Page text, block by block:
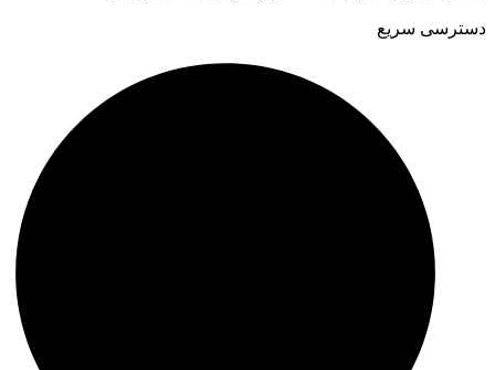
دسترسی سریع